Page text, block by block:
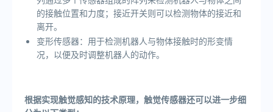
的接触位置和力度；接近开关则可以检测物体的接近和
离开。
变形传感器：用于检测机器人与物体接触时的形变情
况，以便及时调整机器人的动作。
根据实现触觉感知的技术原理，触觉传感器还可以进一步细